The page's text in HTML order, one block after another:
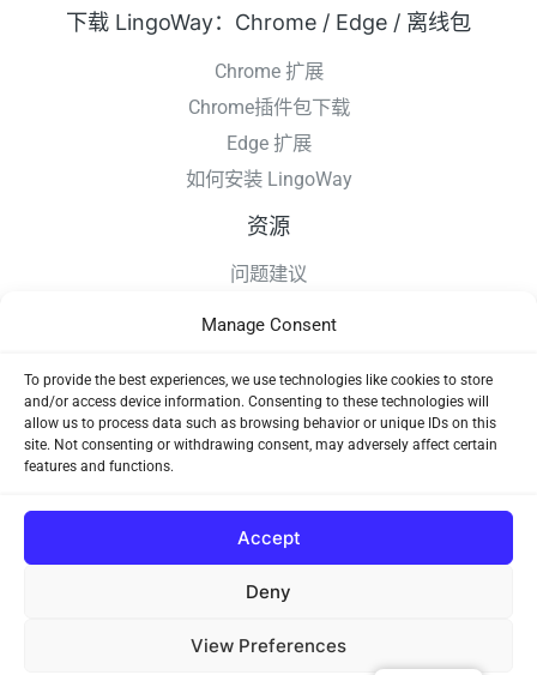
Manage Consent
To provide the best experiences, we use technologies like cookies to store
and/or access device information. Consenting to these technologies will
allow us to process data such as browsing behavior or unique IDs on this
site. Not consenting or withdrawing consent, may adversely affect certain
features and functions.
Accept
Deny
View Preferences
下载 LingoWay：Chrome / Edge / 离线包
Chrome 扩展
Chrome插件包下载
Edge 扩展
如何安装 LingoWay
资源
问题建议
隐私条款
使用协议
Copyright © 2026 LingoWay